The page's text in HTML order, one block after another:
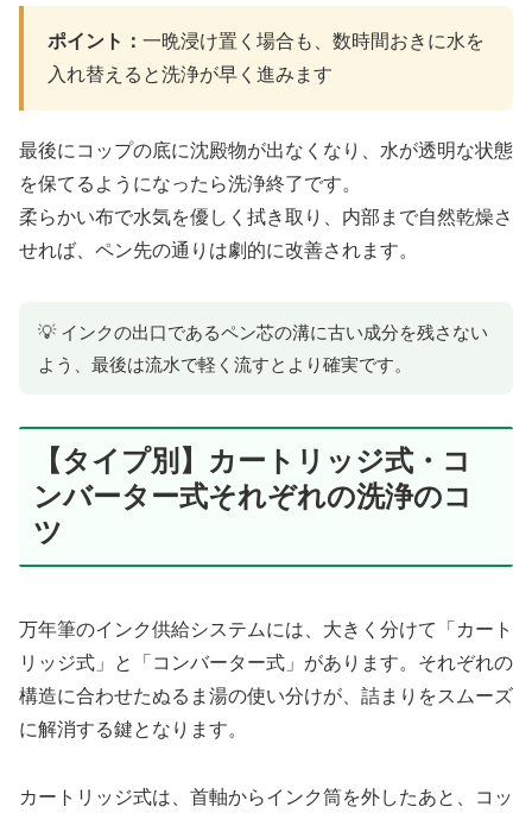
ポイント： 一晩浸け置く場合も、数時間おきに水を
入れ替えると洗浄が早く進みます
最後にコップの底に沈殿物が出なくなり、水が透明な状態
を保てるようになったら洗浄終了です。
柔らかい布で水気を優しく拭き取り、内部まで自然乾燥さ
せれば、ペン先の通りは劇的に改善されます。
💡 インクの出口であるペン芯の溝に古い成分を残さない
よう、最後は流水で軽く流すとより確実です。
【タイプ別】カートリッジ式・コ
ンバーター式それぞれの洗浄のコ
ツ
万年筆のインク供給システムには、大きく分けて「カート
リッジ式」と「コンバーター式」があります。それぞれの
構造に合わせたぬるま湯の使い分けが、詰まりをスムーズ
に解消する鍵となります。
カートリッジ式は、首軸からインク筒を外したあと、コッ